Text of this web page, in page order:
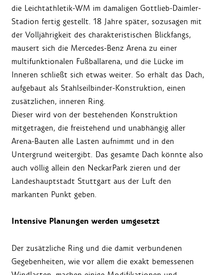
die Leichtathletik-WM im damaligen Gottlieb-Daimler-
Stadion fertig gestellt. 18 Jahre später, sozusagen mit
der Volljährigkeit des charakteristischen Blickfangs,
mausert sich die Mercedes-Benz Arena zu einer
multifunktionalen Fußballarena, und die Lücke im
Inneren schließt sich etwas weiter. So erhält das Dach,
aufgebaut als Stahlseilbinder-Konstruktion, einen
zusätzlichen, inneren Ring.
Dieser wird von der bestehenden Konstruktion
mitgetragen, die freistehend und unabhängig aller
Arena-Bauten alle Lasten aufnimmt und in den
Untergrund weitergibt. Das gesamte Dach könnte also
auch völlig allein den NeckarPark zieren und der
Landeshauptstadt Stuttgart aus der Luft den
markanten Punkt geben.
Intensive Planungen werden umgesetzt
Der zusätzliche Ring und die damit verbundenen
Gegebenheiten, wie vor allem die exakt bemessenen